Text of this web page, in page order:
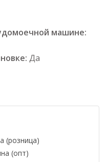
машине:
Да
(розница)
(опт)